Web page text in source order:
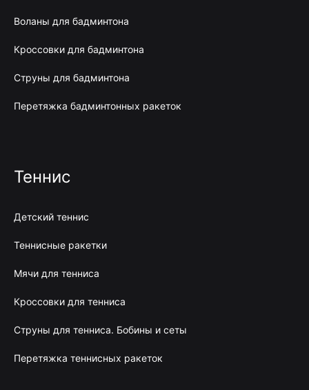
Воланы для бадминтона
Кроссовки для бадминтона
Струны для бадминтона
Перетяжка бадминтонных ракеток
Теннис
Детский теннис
Теннисные ракетки
Мячи для тенниса
Кроссовки для тенниса
Струны для тенниса. Бобины и сеты
Перетяжка теннисных ракеток